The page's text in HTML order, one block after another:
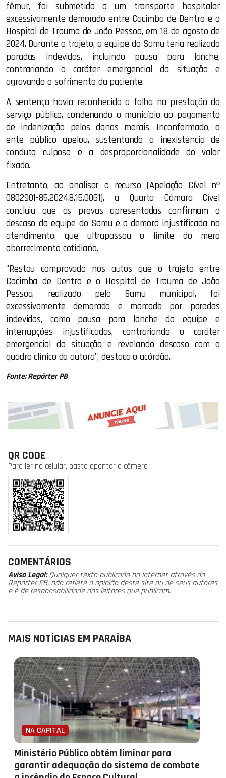
fêmur, foi submetida a um transporte hospitalar
excessivamente demorado entre Cacimba de Dentro e o
Hospital de Trauma de João Pessoa, em 18 de agosto de
2024. Durante o trajeto, a equipe do Samu teria realizado
paradas indevidas, incluindo pausa para lanche,
contrariando o caráter emergencial da situação e
agravando o sofrimento da paciente.
A sentença havia reconhecido a falha na prestação do
serviço público, condenando o município ao pagamento
de indenização pelos danos morais. Inconformado, o
ente público apelou, sustentando a inexistência de
conduta culposa e a desproporcionalidade do valor
fixado.
Entretanto, ao analisar o recurso (Apelação Cível nº
0802901-85.2024.8.15.0061), a Quarta Câmara Cível
concluiu que as provas apresentadas confirmam o
descaso da equipe do Samu e a demora injustificada no
atendimento, que ultrapassou o limite do mero
aborrecimento cotidiano.
"Restou comprovado nos autos que o trajeto entre
Cacimba de Dentro e o Hospital de Trauma de João
Pessoa, realizado pelo Samu municipal, foi
excessivamente demorado e marcado por paradas
indevidas, como pausa para lanche da equipe e
interrupções injustificadas, contrariando o caráter
emergencial da situação e revelando descaso com o
quadro clínico da autora", destaca o acórdão.
Fonte: Repórter PB
QR CODE
Para ler no celular, basta apontar a câmera
COMENTÁRIOS
Aviso Legal:Qualquer texto publicado na internet através do
Repórter PB, não reflete a opinião deste site ou de seus autores
e é de responsabilidade dos leitores que publicam.
MAIS NOTÍCIAS EM PARAÍBA
NA CAPITAL
Ministério Público obtém liminar para
garantir adequação do sistema de combate